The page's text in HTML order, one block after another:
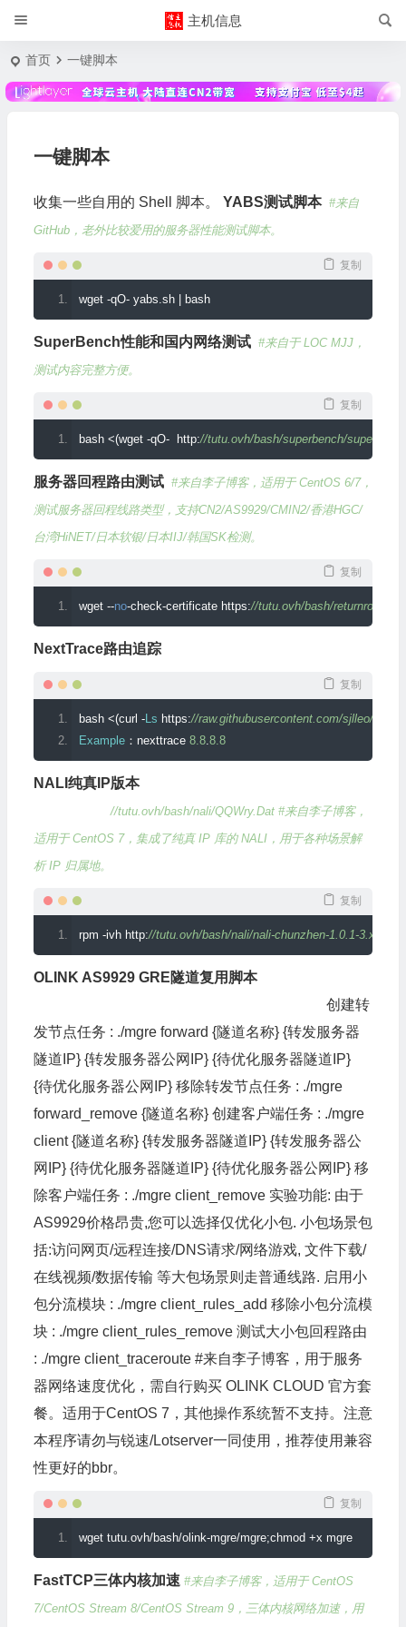
主机信息
首页 一键脚本
一键脚本
收集一些自用的 Shell 脚本。 YABS测试脚本 #来自
GitHub，老外比较爱用的服务器性能测试脚本。
复制
wget -qO- yabs sh bash
SuperBench性能和国内网络测试 #来自于 LOC MJJ，
测试内容完整方便。
复制
bash <(wget -qO-
  http
://tutu.ovh/bash/superbench/
服务器回程路由测试 #来自李子博客，适用于 CentOS 6/7，
测试服务器回程线路类型，支持CN2/AS9929/CMIN2/香港HGC/
台湾HiNET/日本软银/日本IIJ/韩国SK检测。
复制
wget --no-check-certificate https://tutu.ovh/bash/returnroute/
NextTrace路由追踪
复制
bash <(curl -Ls https://raw.githubusercontent.com/sjlleo/
Example： nexttrace 8.8. 8.8
NALI纯真IP版本
//tutu.ovh/bash/nali/QQWry.Dat #来自李子博客，
适用于 CentOS 7，集成了纯真 IP 库的 NALI，用于各种场景解
析 IP 归属地。
复制
rpm -ivh http://tutu.ovh/bash/nali/nali-chunzhen-1.0.1-
OLINK AS9929 GRE隧道复用脚本
创建转
发节点任务 : ./mgre forward {隧道名称} {转发服务器
隧道 IP} {转发服务器公网 IP} {待优化服务器隧道 IP}
{待优化服务器公网 IP} 移除转发节点任务 : ./mgre
forward_remove {隧道名称} 创建客户端任务 : ./mgre
client{隧道名称} {转发服务器隧道 IP} {转发服务器公
网 IP} {待优化服务器隧道 IP} {待优化服务器公网 IP} 移
除客户端任务 : ./mgre client_remove 实验功能: 由于
AS9929价格昂贵,您可以选择仅优化小包. 小包场景包
括:访问网页/远程连接/DNS请求/网络游戏, 文件下载/
在线视频/数据传输 等大包场景则走普通线路. 启用小
包分流模块 : ./mgre client_rules_add 移除小包分流模
块 : ./mgre client_rules_remove 测试大小包回程路由
: ./mgre client_traceroute #来自李子博客，用于服务
器网络速度优化，需自行购买 OLINK CLOUD 官方套
餐。适用于CentOS 7，其他操作系统暂不支持。注意
本程序请勿与锐速/Lotserver一同使用，推荐使用兼容
性更好的bbr。
复制
wget tutu. ovh/bash/olink-mgre/mgre;chmod +x mgre
FastTCP三体内核加速 #来自李子博客，适用于 CentOS
7/CentOS Stream 8/CentOS Stream 9，三体内核网络加速，用